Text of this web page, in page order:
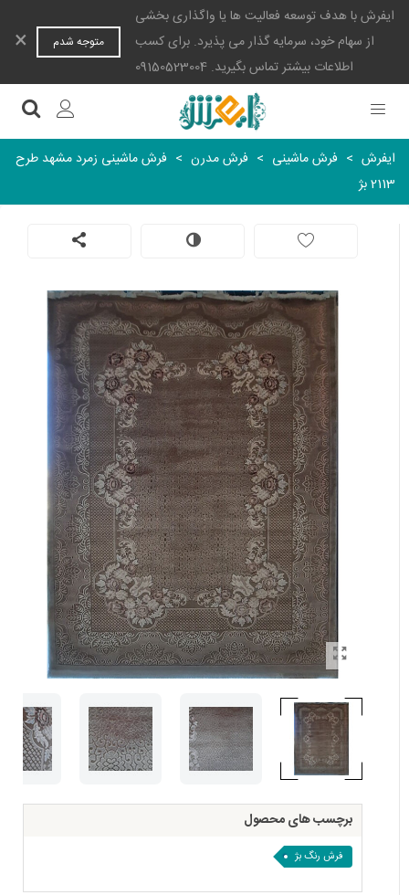
ایفرش با هدف توسعه فعالیت ها یا واگذاری بخشی
از سهام خود، سرمایه گذار می پذیرد. برای کسب
اطلاعات بیشتر تماس بگیرید. 09150523004
متوجه شدم ×
ایفرش > فرش ماشینی > فرش مدرن > فرش ماشینی زمرد مشهد طرح
2113 بژ
برچسب های محصول
فرش رنگ بژ